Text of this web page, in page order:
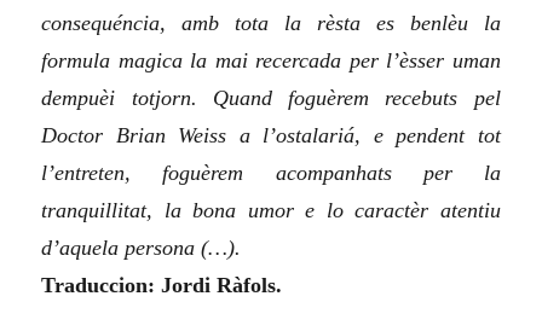
consequéncia, amb tota la rèsta es benlèu la
formula magica la mai recercada per l’èsser uman
dempuèi totjorn. Quand foguèrem recebuts pel
Doctor Brian Weiss a l’ostalariá, e pendent tot
l’entreten, foguèrem acompanhats per la
tranquillitat, la bona umor e lo caractèr atentiu
d’aquela persona (…).
Traduccion: Jordi Ràfols.